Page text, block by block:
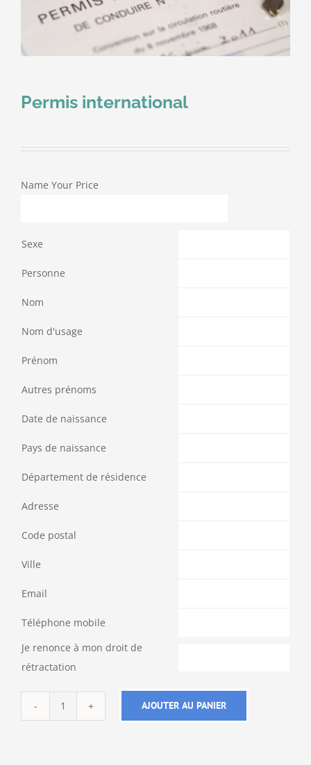
Permis international
Name Your Price
Sexe
Personne
Nom
Nom d'usage
Prénom
Autres prénoms
Date de naissance
Pays de naissance
Département de résidence
Adresse
Code postal
Ville
Email
Téléphone mobile
Je renonce à mon droit de
rétractation
AJOUTER AU PANIER